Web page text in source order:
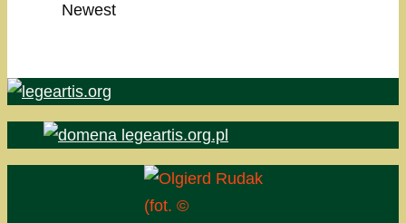
Newest
(fot. ©